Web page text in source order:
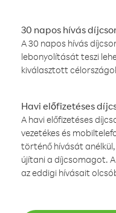
30 napos hívás
A 30 napos hívás
lebonyolítását teszi
kiválasztott
Havi előfizetéses
A havi előfizetéses
vezetékes és
történő hívását
újítani a díjcsomagot.
az eddigi hívásait